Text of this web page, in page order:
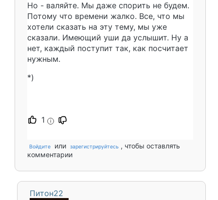
Но - валяйте. Мы даже спорить не будем.
Потому что времени жалко. Все, что мы
хотели сказать на эту тему, мы уже
сказали. Имеющий уши да услышит. Ну а
нет, каждый поступит так, как посчитает
нужным.
*)
1 i
Войдите или зарегистрируйтесь , чтобы оставлять
комментарии
Питон22